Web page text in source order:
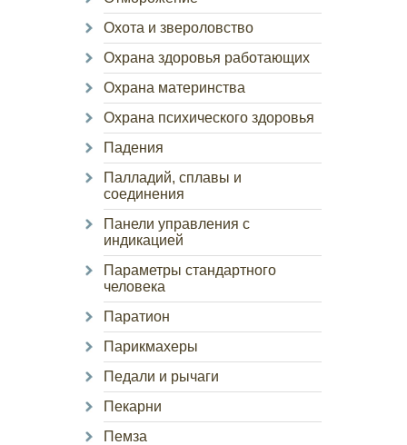
Охота и звероловство
Охрана здоровья работающих
Охрана материнства
Охрана психического здоровья
Падения
Палладий, сплавы и
соединения
Панели управления с
индикацией
Параметры стандартного
человека
Паратион
Парикмахеры
Педали и рычаги
Пекарни
Пемза